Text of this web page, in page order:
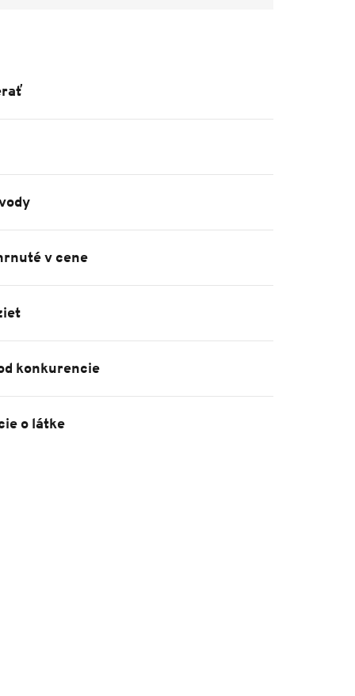
v cene
konkurencie
o látke